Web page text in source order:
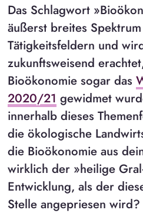
Das Schlagwort
äußerst breites
Tätigkeitsfeldern und
zukunftsweisend
Bioökonomie sogar das
2020/21 gewidmet
innerhalb dieses
die ökologische
die Bioökonomie aus
wirklich der »heilige
Entwicklung, als der
Stelle angepriesen wird?